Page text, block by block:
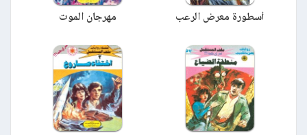
أسطورة معرض الرعب مهرجان الموت